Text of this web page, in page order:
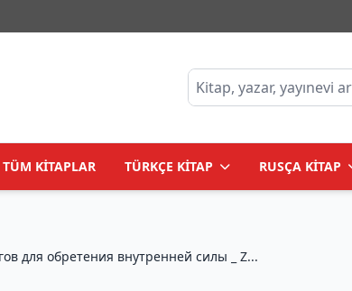
TÜM KİTAPLAR TÜRKÇE KİTAP RUSÇA KİTAP
Иди туда, где трудно : 7 шагов для обретения внутренней силы _ Z...